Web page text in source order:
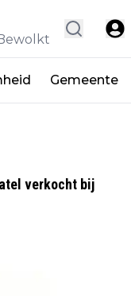
Gemeente
verkocht bij